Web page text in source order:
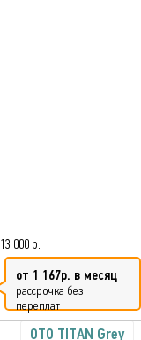
13 000 р.
от 1 167р. в месяц
рассрочка без
переплат
OTO TITAN Grey